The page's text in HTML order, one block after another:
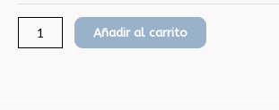
Añadir al carrito